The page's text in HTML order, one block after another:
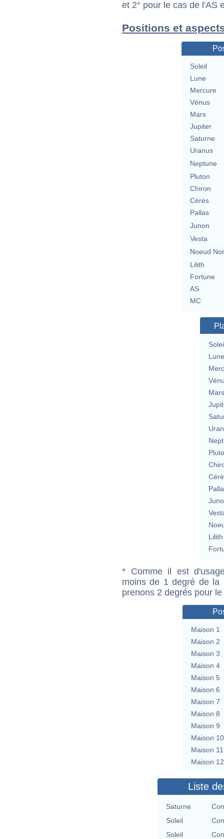
et 2° pour le cas de l'AS
Positions et
Soleil
Lune
Mercure
Vénus
Mars
Jupiter
Saturne
Uranus
Neptune
Pluton
Chiron
Cérès
Pallas
Junon
Vesta
Noeud
Lilith
Fortune
AS
MC
Lune
Mars
Lilith
* Comme il est
moins de 1 degré de la
prenons 2 degrés pour
Maison 1
Maison 2
Maison 3
Maison 4
Maison 5
Maison 6
Maison 7
Maison 8
Maison 9
Maison 10
Maison 11
Maison 12
Liste
Saturne
Soleil
Soleil